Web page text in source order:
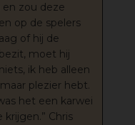
zou deze
op de spelers
of hij de
moet hij
ik heb alleen
plezier hebt.
het een karwei
Chris